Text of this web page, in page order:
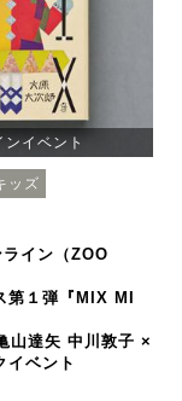
ンイベント
ッズ
ライン（ZOO
第１弾『MIX MI
達矢 中川敦子 ×
イベント